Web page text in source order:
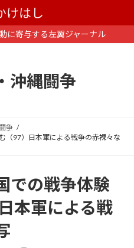
に寄与する左翼ジャーナル
沖縄闘争
争
（97）日本軍による戦争の赤裸々な
での戦争体験
本軍による戦